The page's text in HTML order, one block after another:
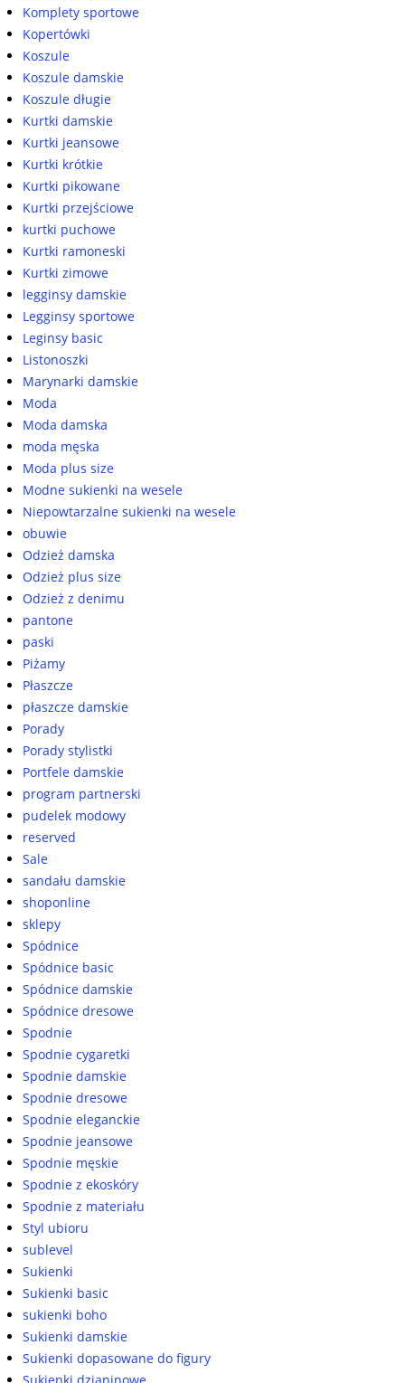
Komplety sportowe
Kopertówki
Koszule
Koszule damskie
Koszule długie
Kurtki damskie
Kurtki jeansowe
Kurtki krótkie
Kurtki pikowane
Kurtki przejściowe
kurtki puchowe
Kurtki ramoneski
Kurtki zimowe
legginsy damskie
Legginsy sportowe
Leginsy basic
Listonoszki
Marynarki damskie
Moda
Moda damska
moda męska
Moda plus size
Modne sukienki na wesele
Niepowtarzalne sukienki na wesele
obuwie
Odzież damska
Odzież plus size
Odzież z denimu
pantone
paski
Piżamy
Płaszcze
płaszcze damskie
Porady
Porady stylistki
Portfele damskie
program partnerski
pudelek modowy
reserved
Sale
sandału damskie
shoponline
sklepy
Spódnice
Spódnice basic
Spódnice damskie
Spódnice dresowe
Spodnie
Spodnie cygaretki
Spodnie damskie
Spodnie dresowe
Spodnie eleganckie
Spodnie jeansowe
Spodnie męskie
Spodnie z ekoskóry
Spodnie z materiału
Styl ubioru
sublevel
Sukienki
Sukienki basic
sukienki boho
Sukienki damskie
Sukienki dopasowane do figury